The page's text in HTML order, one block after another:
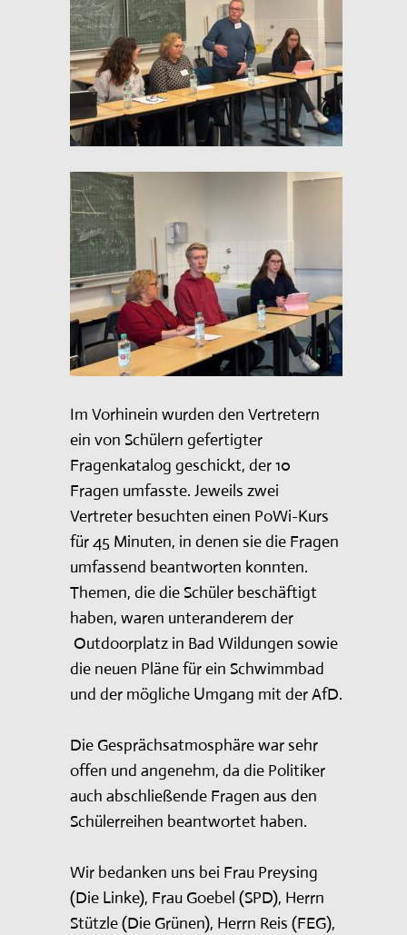
Im Vorhinein wurden den Vertretern
ein von Schülern gefertigter
Fragenkatalog geschickt, der 10
Fragen umfasste. Jeweils zwei
Vertreter besuchten einen PoWi-Kurs
für 45 Minuten, in denen sie die Fragen
umfassend beantworten konnten.
Themen, die die Schüler beschäftigt
haben, waren unteranderem der
Outdoorplatz in Bad Wildungen sowie
die neuen Pläne für ein Schwimmbad
und der mögliche Umgang mit der AfD.
Die Gesprächsatmosphäre war sehr
offen und angenehm, da die Politiker
auch abschließende Fragen aus den
Schülerreihen beantwortet haben.
Wir bedanken uns bei Frau Preysing
(Die Linke), Frau Goebel (SPD), Herrn
Stützle (Die Grünen), Herrn Reis (FEG),